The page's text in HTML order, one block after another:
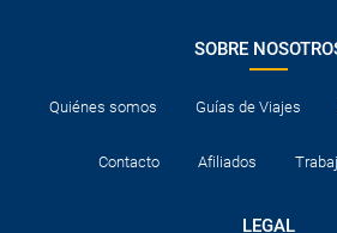
SOBRE
Quiénes somos Guías de Viajes
Contacto Afiliados
LEGAL